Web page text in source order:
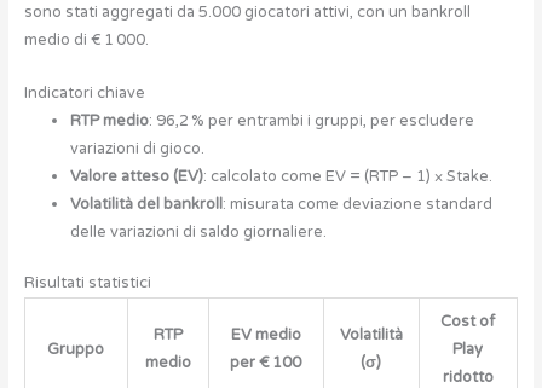
sono stati aggregati da 5.000 giocatori attivi, con un bankroll
medio di € 1 000.
Indicatori chiave
RTP medio: 96,2 % per entrambi i gruppi, per escludere
variazioni di gioco.
Valore atteso (EV): calcolato come EV = (RTP – 1) × Stake.
Volatilità del bankroll: misurata come deviazione standard
delle variazioni di saldo giornaliere.
Risultati statistici
Gruppo
RTP
medio
EV medio
per € 100
Volatilità
(σ)
Cost of
Play
ridotto